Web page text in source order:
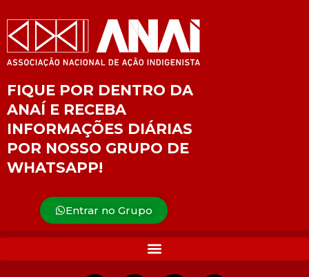
FIQUE POR DENTRO DA
ANAÍ E RECEBA
INFORMAÇÕES DIÁRIAS
POR NOSSO GRUPO DE
WHATSAPP!
Entrar no Grupo